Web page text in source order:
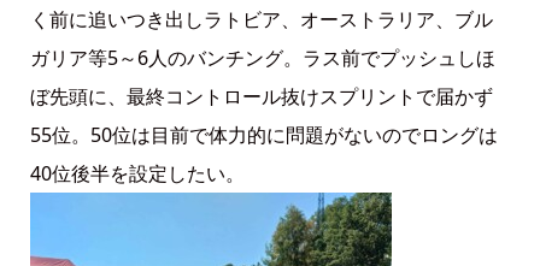
く前に追いつき出しラトビア、オーストラリア、ブル
ガリア等5～6人のバンチング。ラス前でプッシュしほ
ぼ先頭に、最終コントロール抜けスプリントで届かず
55位。50位は目前で体力的に問題がないのでロングは
40位後半を設定したい。